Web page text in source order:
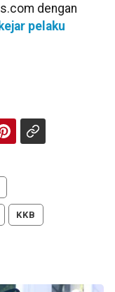
dengan
pelaku
KKB